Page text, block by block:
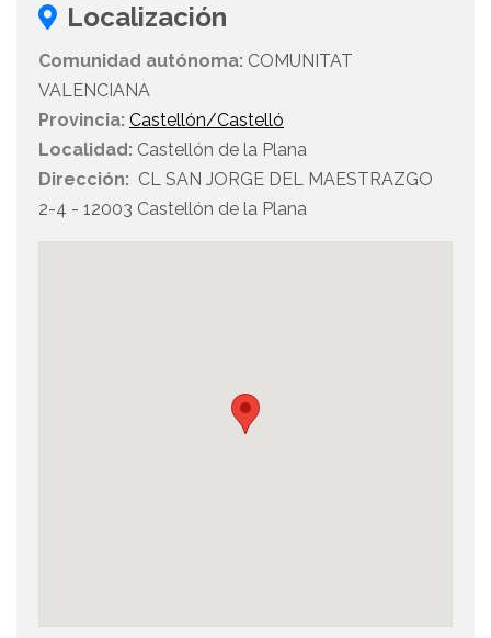
Localización
Comunidad autónoma: COMUNITAT
VALENCIANA
Provincia: Castellón/Castelló
Localidad: Castellón de la Plana
Dirección: CL SAN JORGE DEL MAESTRAZGO
2-4 - 12003 Castellón de la Plana